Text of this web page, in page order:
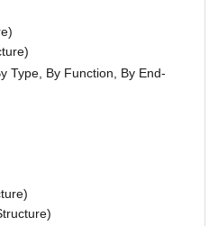
Type, By Function, By End-